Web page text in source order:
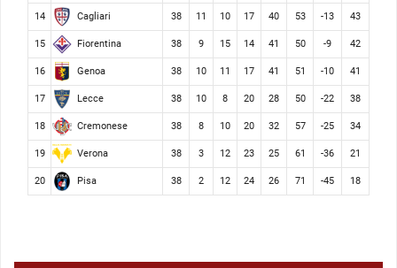
14 Cagliari 38 11 10 17 40 53 -13 43
15 Fiorentina 38 9 15 14 41 50 -9 42
16 Genoa 38 10 11 17 41 51 -10 41
17 Lecce 38 10 8 20 28 50 -22 38
18 Cremonese 38 8 10 20 32 57 -25 34
19 Verona 38 3 12 23 25 61 -36 21
20 Pisa 38 2 12 24 26 71 -45 18